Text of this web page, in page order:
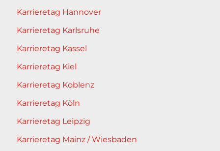
Karrieretag Hannover
Karrieretag Karlsruhe
Karrieretag Kassel
Karrieretag Kiel
Karrieretag Koblenz
Karrieretag Köln
Karrieretag Leipzig
Karrieretag Mainz / Wiesbaden